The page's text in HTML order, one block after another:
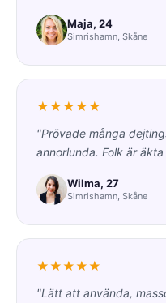
Maja, 24
Simrishamn, Skåne
★★★★★
"Prövade många
annorlunda. Folk är
Wilma, 27
Simrishamn, Skåne
★★★★★
"Lätt att använda,